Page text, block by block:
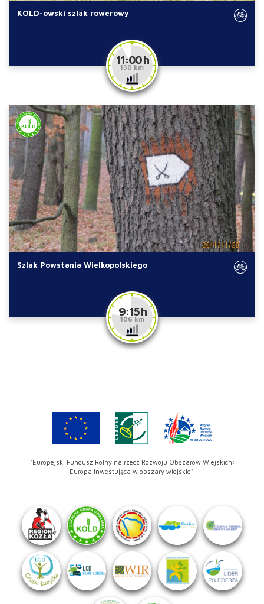
KOLD-owski szlak rowerowy
11:00 h
130 km
Szlak Powstania Wielkopolskiego
9:15 h
106 km
"Europejski Fundusz Rolny na rzecz Rozwoju Obszarów Wiejskich:
Europa inwestująca w obszary wiejskie".